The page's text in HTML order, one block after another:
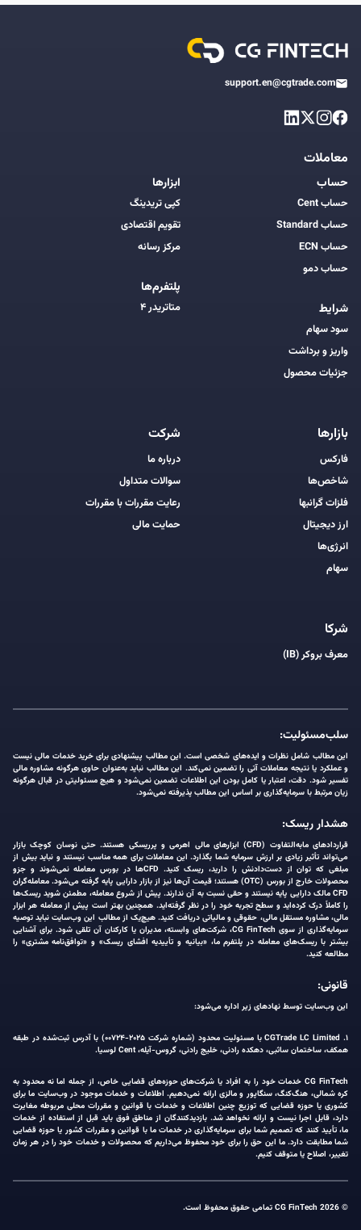
support.en@cgtrade.com
معاملات
حساب
حساب Cent
حساب Standard
حساب ECN
حساب دمو
شرایط
سود سهام
واریز و برداشت
جزئیات محصول
ابزارها
کپی تریدینگ
تقویم اقتصادی
مرکز رسانه
پلتفرم‌ها
متاتریدر ۴
بازارها
فارکس
شاخص‌ها
فلزات گرانبها
ارز دیجیتال
انرژی‌ها
سهام
شرکت
درباره ما
سوالات متداول
رعایت مقررات با مقررات
حمایت مالی
شرکا
معرف بروکر (IB)
سلب‌مسئولیت:
این مطالب شامل نظرات و ایده‌های شخصی است. این مطالب پیشنهادی برای خرید خدمات مالی نیست
و عملکرد یا نتیجه معاملات آتی را تضمین نمی‌کند. این مطالب نباید به‌عنوان حاوی هرگونه مشاوره مالی
تفسیر شود. دقت، اعتبار یا کامل بودن این اطلاعات تضمین نمی‌شود و هیچ مسئولیتی در قبال هرگونه
زیان مرتبط با سرمایه‌گذاری بر اساس این مطالب پذیرفته نمی‌شود.
هشدار ریسک:
قراردادهای مابه‌التفاوت (CFD) ابزارهای مالی اهرمی و پرریسکی هستند. حتی نوسان کوچک بازار
می‌تواند تأثیر زیادی بر ارزش سرمایه شما بگذارد. این معاملات برای همه مناسب نیستند و نباید بیش از
مبلغی که توان از دست‌دادنش را دارید، ریسک کنید. CFDها در بورس معامله نمی‌شوند و جزو
محصولات خارج از بورس (OTC) هستند؛ قیمت آن‌ها نیز از بازار دارایی پایه گرفته می‌شود. معامله‌گران
CFD مالک دارایی پایه نیستند و حقی نسبت به آن ندارند. پیش از شروع معامله، مطمئن شوید ریسک‌ها
را کاملاً درک کرده‌اید و سطح تجربه خود را در نظر گرفته‌اید. همچنین بهتر است پیش از معامله هر ابزار
مالی، مشاوره مستقل مالی، حقوقی و مالیاتی دریافت کنید. هیچ‌یک از مطالب این وب‌سایت نباید توصیه
سرمایه‌گذاری از سوی CG FinTech، شرکت‌های وابسته، مدیران یا کارکنان آن تلقی شود. برای آشنایی
بیشتر با ریسک‌های معامله در پلتفرم ما، «بیانیه و تأییدیه افشای ریسک» و «توافق‌نامه مشتری» را
مطالعه کنید.
قانونی:
این وب‌سایت توسط نهادهای زیر اداره می‌شود:
۱. CGTrade LC Limited با مسئولیت محدود (شماره شرکت ۲۰۲۵-۰۰۷۲۴) با آدرس ثبت‌شده در طبقه
همکف، ساختمان ساثبی، دهکده رادنی، خلیج رادنی، گروس-آیله، Cent لوسیا.
CG FinTech خدمات خود را به افراد یا شرکت‌های حوزه‌های قضایی خاص، از جمله اما نه محدود به
کره شمالی، هنگ‌کنگ، سنگاپور و مالزی ارائه نمی‌دهیم. اطلاعات و خدمات موجود در وب‌سایت ما برای
کشوری یا حوزه قضایی که توزیع چنین اطلاعات و خدمات با قوانین و مقررات محلی مربوطه مغایرت
دارد، قابل اجرا نیست و ارائه نخواهد شد. بازدیدکنندگان از مناطق فوق باید قبل از استفاده از خدمات
ما، تأیید کنند که تصمیم شما برای سرمایه‌گذاری در خدمات ما با قوانین و مقررات کشور یا حوزه قضایی
شما مطابقت دارد. ما این حق را برای خود محفوظ می‌داریم که محصولات و خدمات خود را در هر زمان
تغییر، اصلاح یا متوقف کنیم.
© 2026 CG FinTech تمامی حقوق محفوظ است.